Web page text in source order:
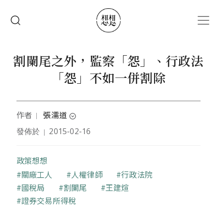
割闌尾之外，監察「怨」、行政法
「怨」不如一併割除
作者 ｜ 張濡道 expand_circle_down
作者為前經建會研究員
發佈於 ｜ 2015-02-16
政策想想
關鍵字
關廠工人 人權律師
行政法院
國稅局
割闌尾
王建煊
證券交易所得稅